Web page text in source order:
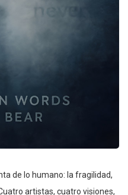
de lo humano: la fragilidad,
artistas, cuatro visiones,